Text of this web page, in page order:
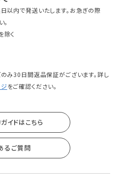
以内で発送いたします。お急ぎの際
く
み30日間返品保証がございます。詳し
をご確認ください。
イドはこちら
るご質問